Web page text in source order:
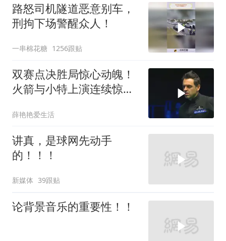
路怒司机隧道恶意别车，
刑拘下场警醒众人！
一串棉花糖 1256跟贴
双赛点决胜局惊心动魄！
火箭与小特上演连续惊险
薛艳艳爱生活
讲真，是球网先动手
的！！！
新媒体 39跟贴
论背景音乐的重要性！！